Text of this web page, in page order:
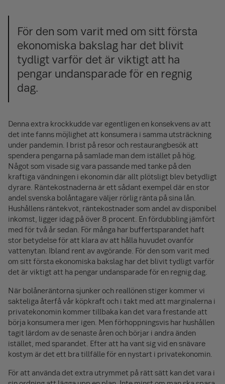
För den som varit med om sitt första
ekonomiska bakslag har det blivit
tydligt varför det är viktigt att ha
pengar undan­sparade för en regnig
dag.
Denna extra krockkudde var egentligen en konsekvens av att
det inte fanns möjlighet att konsumera i samma utsträckning
under pandemin. I brist på resor och restaurang­besök att
spendera pengarna på samlade man dem istället på hög.
Något som visade sig vara passande med tanke på den
kraftiga vändningen i ekonomin där allt plötsligt blev betydligt
dyrare. Ränte­kostnaderna är ett sådant exempel där en stor
andel svenska bolån­tagare väljer rörlig ränta på sina lån.
Hushållens räntekvot, ränte­kostnader som andel av disponibel
inkomst, ligger idag på över 8 procent. En fördubbling jämfört
med för två år sedan. För många har buffert­sparandet haft
stor betydelse för att klara av att hålla huvudet ovanför
vattenytan. Ibland rent av avgörande. För den som varit med
om sitt första ekonomiska bakslag har det blivit tydligt varför
det är viktigt att ha pengar undan­sparade för en regnig dag.
När bolåne­räntorna sjunker och reallönen stiger kommer vi
sakteliga återfå vår köpkraft och i takt med att marginalerna i
privat­ekonomin kommer tillbaka kan det vara frestande att
börja konsumera mer igen. Men förhoppningsvis har hushållen
tagit lärdom av de senaste åren och börjar i andra änden
istället, med sparandet. Efter att ha vant sig vid en snävare
kostym är det ett bra tillfälle för en nystart i privat­ekonomin.
För att använda det extra utrymmet på rätt sätt kan det vara i